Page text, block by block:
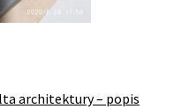
architektury – popis